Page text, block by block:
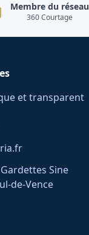
Membre du réseau
360 Courtage
et transparent
Sine
de-Vence